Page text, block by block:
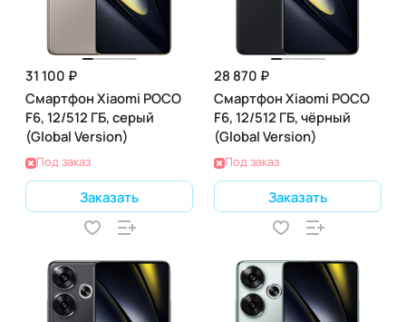
31 100 ₽
Смартфон Xiaomi POCO
F6, 12/512 ГБ, серый
(Global Version)
Под заказ
Заказать
28 870 ₽
Смартфон Xiaomi POCO
F6, 12/512 ГБ, чёрный
(Global Version)
Под заказ
Заказать